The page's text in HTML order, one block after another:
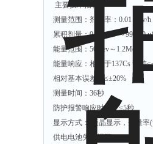
主要技术指标
测量范围：剂量率：0.01 µSv/
累积剂量：0.00 µSv ～999.99
能量范围：50Kev～1.2Mev
能量响应：相对于137Cs 误差
相对基本误差：≤±20%
测量时间：36秒
防护报警响应时间：≤5秒
显示方式： 液晶显示，剂量
供电电池失效报警